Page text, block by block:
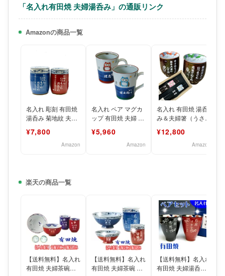
「名入れ有田焼 夫婦湯呑み」の通販リンク
Amazonの商品一覧
名入れ 彫刻 有田焼
湯呑み 菊地紋 夫婦
職祝い 古希祝い
¥7,800
Amazon
名入れ ペア マグカ
ップ 有田焼 夫婦 湯
2色セット
¥5,960
Amazon
名入れ 有田焼 湯呑
み＆夫婦箸（うさぎ
敬老の日 記念日 お
¥12,800
Amazon
楽天の商品一覧
【送料無料】名入れ
有田焼 夫婦茶碗・
【送料無料】名入れ
有田焼 夫婦茶碗 夫
【送料無料】名入れ
有田焼 夫婦湯呑